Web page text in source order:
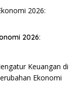
2026: